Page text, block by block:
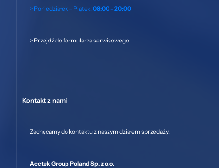
> Poniedziałek – Piątek: 08:00 - 20:00
> Przejdź do formularza serwisowego
Kontakt z nami
Zachęcamy do kontaktu z naszym działem sprzedaży.
Acctek Group Poland Sp. z o.o.